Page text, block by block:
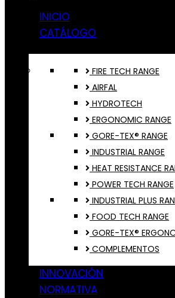
INICIO
CATÁLOGO
FIRE TECH RANGE
AIRFAL
HYDROTECH
ERGONOMIC RANGE
GORE-TEX® RANGE
INDUSTRIAL RANGE
HEAT RESISTANCE
POWER TECH RANGE
INDUSTRIAL PLUS
FOOD TECH RANGE
GORE-TEX®
COMPLEMENTOS
INNOVACIÓN
NORMATIVA